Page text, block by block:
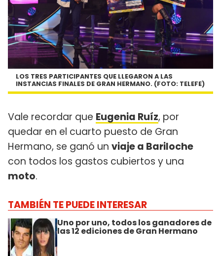
LOS TRES PARTICIPANTES QUE LLEGARON A LAS
INSTANCIAS FINALES DE GRAN HERMANO. (FOTO: TELEFE)
Vale recordar que Eugenia Ruíz, por
quedar en el cuarto puesto de Gran
Hermano, se ganó un viaje a Bariloche
con todos los gastos cubiertos y una
moto.
TAMBIÉN TE PUEDE INTERESAR
Uno por uno, todos los ganadores de
las 12 ediciones de Gran Hermano